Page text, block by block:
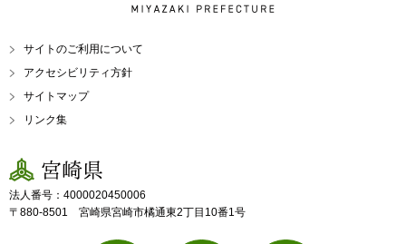
MIYAZAKI PREFECTURE
サイトのご利用について
アクセシビリティ方針
サイトマップ
リンク集
宮崎県
法人番号：4000020450006
〒880-8501 宮崎県宮崎市橘通東2丁目10番1号